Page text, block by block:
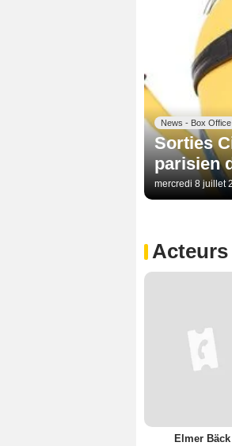
News - Box Office
Sorties
parisien
mercredi 8 juillet
Elmer Bäck